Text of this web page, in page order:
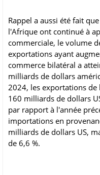
Rappel a aussi été fait
l'Afrique ont continué à
commerciale, le volume
exportations ayant
commerce bilatéral a
milliards de dollars
2024, les exportations
160 milliards de dollars
par rapport à l'année
importations en
milliards de dollars US,
de 6,6 %.